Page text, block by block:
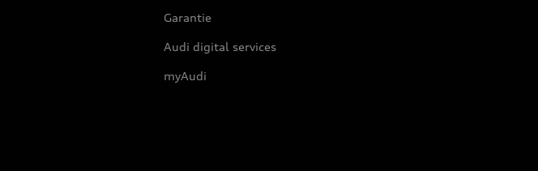
Garantie
Audi digital services
myAudi